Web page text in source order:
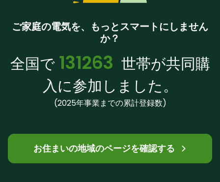
ご家庭の電気を、もっとスマートにしません
か？
全国で 131263 世帯が共同購
入に参加しました。
(2025年事業までの累計登録数)
お住まいの地域のページを確認する